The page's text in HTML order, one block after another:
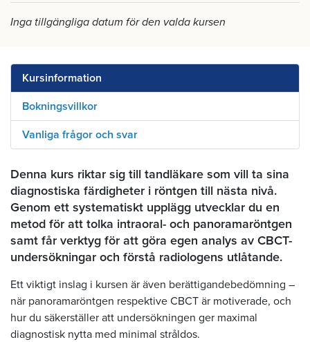
Inga tillgängliga datum för den valda kursen
Kursinformation
Bokningsvillkor
Vanliga frågor och svar
Denna kurs riktar sig till tandläkare som vill ta sina
diagnostiska färdigheter i röntgen till nästa nivå.
Genom ett systematiskt upplägg utvecklar du en
metod för att tolka intraoral- och panoramaröntgen
samt får verktyg för att göra egen analys av CBCT-
undersökningar och förstå radiologens utlåtande.
Ett viktigt inslag i kursen är även berättigandebedömning –
när panoramaröntgen respektive CBCT är motiverade, och
hur du säkerställer att undersökningen ger maximal
diagnostisk nytta med minimal stråldos.